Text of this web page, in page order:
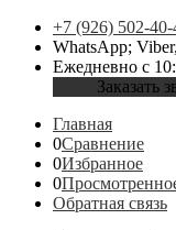
+7 (926) 502-40-
WhatsApp;
Ежедневно с
Заказать
Главная
0Сравнение
0Избранное
0
Обратная связь